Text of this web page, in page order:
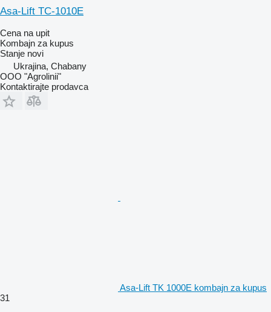
Asa-Lift TC-1010E
Cena na upit
Kombajn za kupus
Stanje novi
Ukrajina, Chabany
OOO "Agrolinii"
Kontaktirajte prodavca
Asa-Lift TK 1000E kombajn za kupus
31